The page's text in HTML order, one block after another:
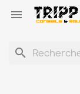

search